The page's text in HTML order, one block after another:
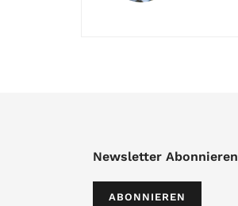
Newsletter Abonnieren
ABONNIEREN